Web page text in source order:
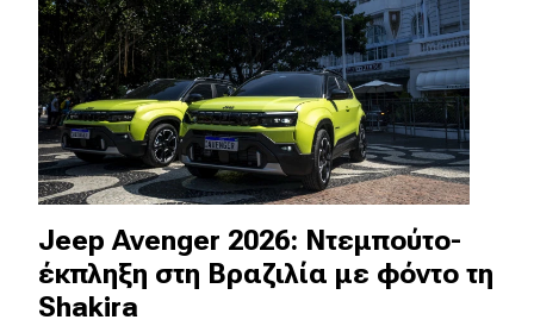
Jeep Avenger 2026: Ντεμπούτο-
έκπληξη στη Βραζιλία με φόντο τη
Shakira